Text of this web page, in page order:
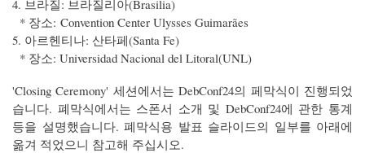
4. 브라질: 브라질리아(Brasilia)
* 장소: Convention Center Ulysses Guimarães
5. 아르헨티나: 산타페(Santa Fe)
* 장소: Universidad Nacional del Litoral(UNL)
'Closing Ceremony' 세션에서는 DebConf24의 페막식이 진행되었
습니다. 폐막식에서는 스폰서 소개 및 DebConf24에 관한 통계
등을 설명했습니다. 폐막식용 발표 슬라이드의 일부를 아래에
옮겨 적었으니 참고해 주십시오.